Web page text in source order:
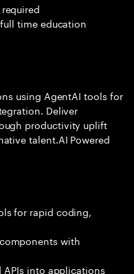
time education
using AgentAI tools for
Deliver
productivity uplift
talent.AI Powered
for rapid coding,
with
APIs into applications